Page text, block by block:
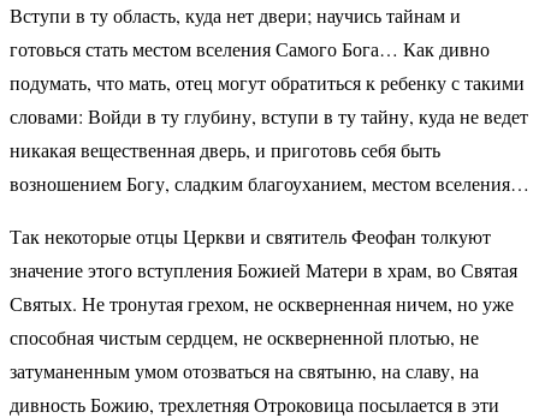
Вступи в ту область, куда нет двери; научись тайнам и
готовься стать местом вселения Самого Бога… Как дивно
подумать, что мать, отец могут обратиться к ребенку с такими
словами: Войди в ту глубину, вступи в ту тайну, куда не ведет
никакая вещественная дверь, и приготовь себя быть
возношением Богу, сладким благоуханием, местом вселения…
Так некоторые отцы Церкви и святитель Феофан толкуют
значение этого вступления Божией Матери в храм, во Святая
Святых. Не тронутая грехом, не оскверненная ничем, но уже
способная чистым сердцем, не оскверненной плотью, не
затуманенным умом отозваться на святыню, на славу, на
дивность Божию, трехлетняя Отроковица посылается в эти